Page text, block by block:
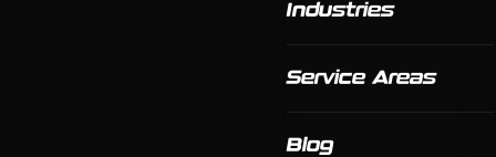
Industries
Service Areas
Blog